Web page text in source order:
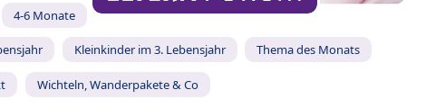
4-6 Monate
Kleinkinder im 3. Lebensjahr Thema des Monats
Wichteln, Wanderpakete & Co